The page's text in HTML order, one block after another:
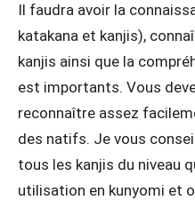
Il faudra avoir la
katakana et kanjis),
kanjis ainsi que la
est importants. Vous
reconnaître assez
des natifs. Je vous
tous les kanjis du niveau
utilisation en kunyomi et